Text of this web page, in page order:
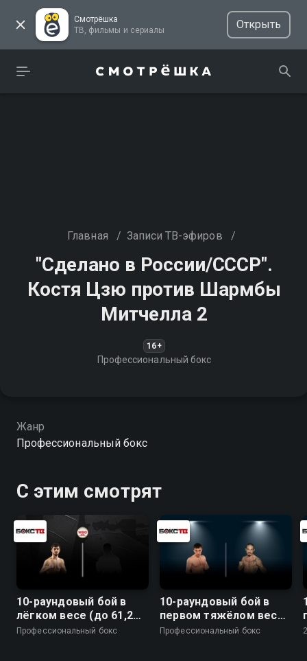
Смотрёшка
ТВ, фильмы и сериалы
Открыть
Главная / Записи ТВ-эфиров /
"Сделано в России/СССР".
Костя Цзю против Шармбы
Митчелла 2
16+
Профессиональный бокс
Жанр
Профессиональный бокс
С этим смотрят
10-раундовый бой в
лёгком весе (до 61,2
кг)
Профессиональный бокс
10-раундовый бой в
первом тяжёлом весе
(до 90,7 кг)
Профессиональный бокс